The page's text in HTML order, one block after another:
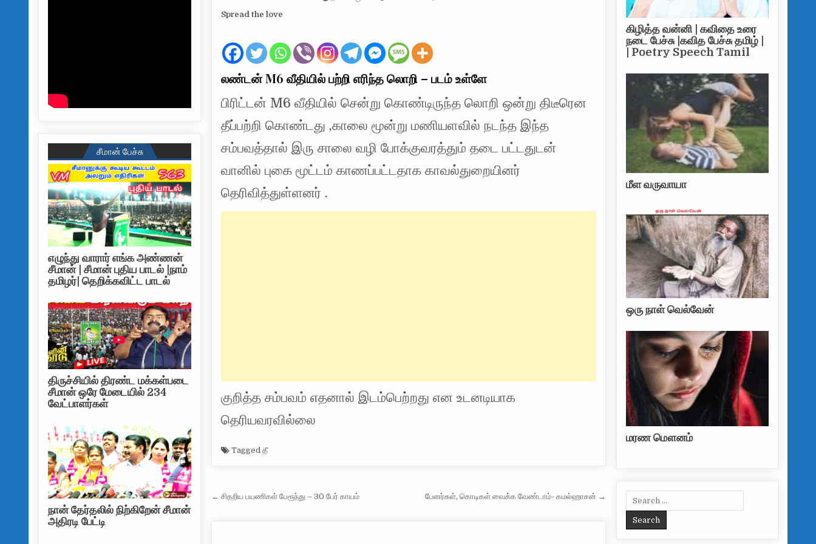
Spread the love
லண்டன் M6 வீதியில் பற்றி எரிந்த லொறி – படம் உள்ளே
பிரிட்டன் M6 வீதியில் சென்று கொண்டிருந்த லொறி ஒன்று திடீரென
தீப்பற்றி கொண்டது ,காலை மூன்று மணியளவில் நடந்த இந்த
சம்பவத்தால் இரு சாலை வழி போக்குவரத்தும் தடை பட்டதுடன்
வானில் புகை மூட்டம் காணப்பட்டதாக காவல்துறையினர்
தெரிவித்துள்ளனர் .
குறித்த சம்பவம் எதனால் இடம்பெற்றது என உடனடியாக
தெரியவரவில்லை
Taggedதீ
Post navigation
← சிதறிய பயணிகள் பேரூந்து – 30 பேர் காயம் பேனர்கள், கொடிகள் வைக்க வேண்டாம்- கமல்ஹாசன் →
சீமான் பேச்சு
எழுந்து வாரார் எங்க அண்ணன்
சீமான் | சீமான் புதிய பாடல் |நாம்
தமிழர்| தெறிக்கவிட்ட பாடல்
திருச்சியில் திரண்ட மக்கள்படை
சீமான் ஒரே மேடையில் 234
வேட்பாளர்கள்
நான் தேர்தலில் நிற்கிறேன் சீமான்
அதிரடி பேட்டி
கிழித்த வன்னி | கவிதை உரை
நடை பேச்சு |கவித பேச்சு தமிழ் |
| Poetry Speech Tamil
மீள வருவாயா
ஒரு நாள் வெல்வேன்
மரண மௌனம்
Search for: